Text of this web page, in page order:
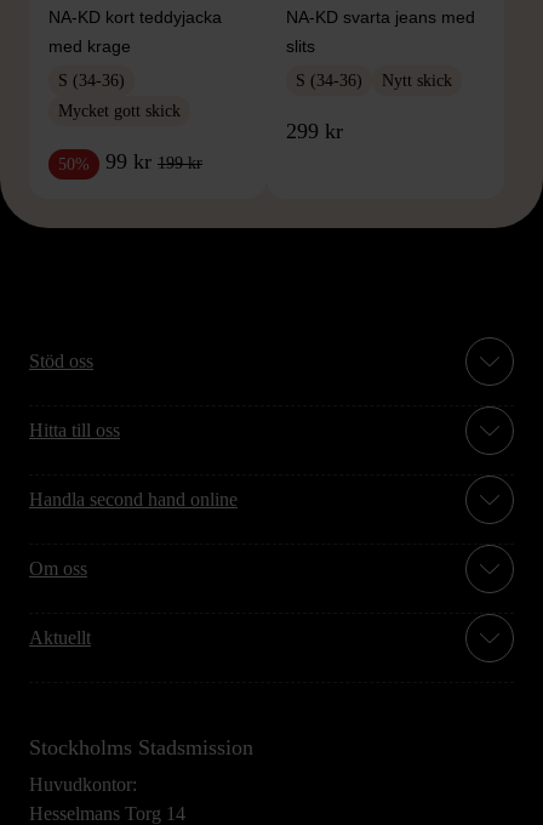
NA-KD kort teddyjacka
med krage
S (34-36)
Mycket gott skick
50% 99 kr 199 kr
NA-KD svarta jeans med
slits
S (34-36) Nytt skick
299 kr
Stöd oss
Hitta till oss
Handla second hand online
Om oss
Aktuellt
Stockholms Stadsmission
Huvudkontor:
Hesselmans Torg 14